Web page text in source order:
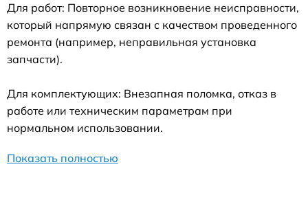
Для работ: Повторное возникновение неисправности,
который напрямую связан с качеством проведенного
ремонта (например, неправильная установка
запчасти).
Для комплектующих: Внезапная поломка, отказ в
работе или техническим параметрам при
нормальном использовании.
Показать полностью